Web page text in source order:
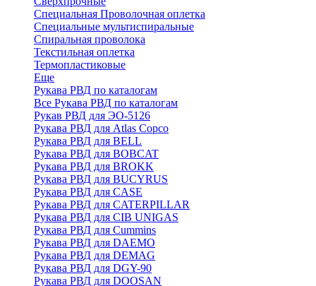
Специальная Проволочная оплетка
Специальные мультиспиральные
Спиральная проволока
Текстильная оплетка
Термопластиковые
Еще
Рукава РВД по каталогам
Все Рукава РВД по каталогам
Рукав РВД для ЭО-5126
Рукава РВД для Atlas Copco
Рукава РВД для BELL
Рукава РВД для BOBCAT
Рукава РВД для BROKK
Рукава РВД для BUCYRUS
Рукава РВД для CASE
Рукава РВД для CATERPILLAR
Рукава РВД для CIB UNIGAS
Рукава РВД для Cummins
Рукава РВД для DAEMO
Рукава РВД для DEMAG
Рукава РВД для DGY-90
Рукава РВД для DOOSAN